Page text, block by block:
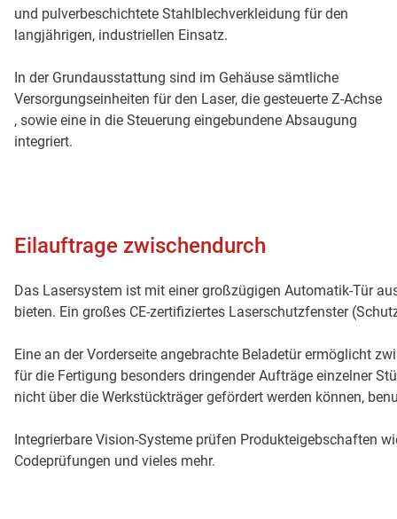
und pulverbeschichtete Stahlblechverkleidung für den
langjährigen, industriellen Einsatz.
In der Grundausstattung sind im Gehäuse sämtliche
Versorgungseinheiten für den Laser, die gesteuerte Z-Achse
, sowie eine in die Steuerung eingebundene Absaugung
integriert.
Eilauftrage zwischendurch
Das Lasersystem ist mit einer großzügigen Automatik-Tür
bieten. Ein großes CE-zertifiziertes Laserschutzfenster
Eine an der Vorderseite angebrachte Beladetür ermöglicht
für die Fertigung besonders dringender Aufträge einzelner
nicht über die Werkstückträger gefördert werden können,
Integrierbare Vision-Systeme prüfen Produkteigebschaften
Codeprüfungen und vieles mehr.